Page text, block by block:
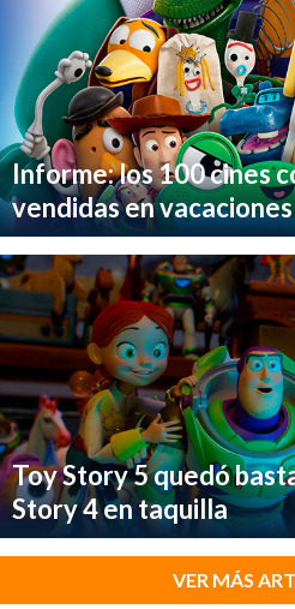
Informe: los 100 cines
vendidas en
Toy Story 5 quedó
Story 4 en taquilla
VER MÁS